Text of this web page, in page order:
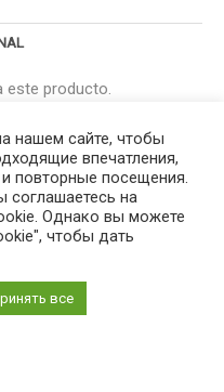
este producto.
нашем сайте, чтобы
впечатления,
повторные посещения.
соглашаетесь на
Однако вы можете
чтобы дать
все